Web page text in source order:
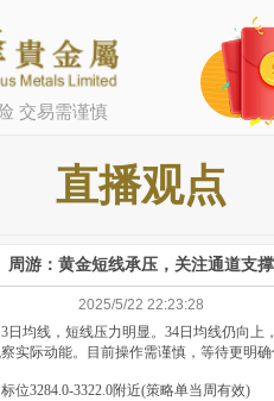
交易需谨慎
直播观点
周游：黄金短线承压，关注通道支撑
2025/5/22 22:23:28
日均线，短线压力明显。34日均线仍向
实际动能。目前操作需谨慎，等待更明确
位3284.0-3322.0附近(策略单当周有效)